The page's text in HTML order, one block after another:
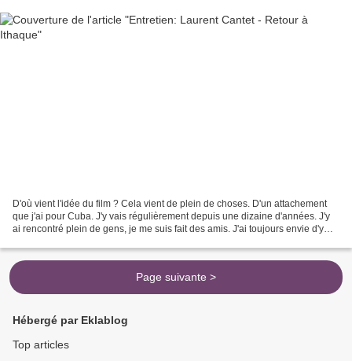
D'où vient l'idée du film ? Cela vient de plein de choses. D'un attachement
que j'ai pour Cuba. J'y vais régulièrement depuis une dizaine d'années. J'y
ai rencontré plein de gens, je me suis fait des amis. J'ai toujours envie d'y
Page suivante >
Hébergé par Eklablog
Top articles